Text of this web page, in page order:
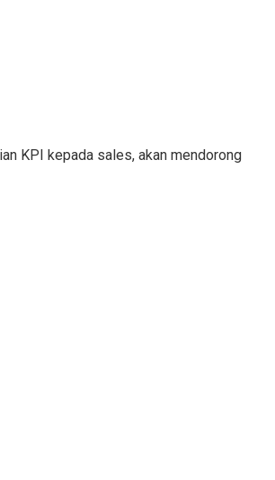
KPI kepada sales, akan mendorong